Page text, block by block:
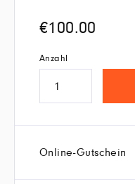
€100.00
Anzahl
Online-Gutschein